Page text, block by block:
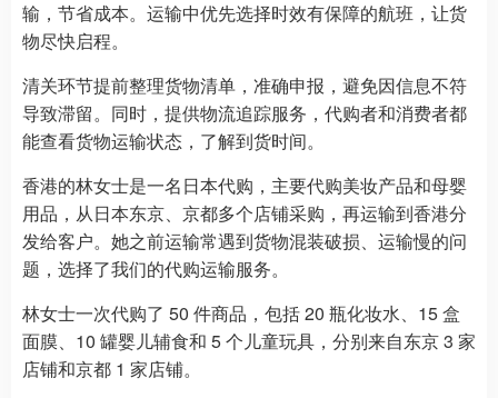
输，节省成本。运输中优先选择时效有保障的航班，让货
物尽快启程。
清关环节提前整理货物清单，准确申报，避免因信息不符
导致滞留。同时，提供物流追踪服务，代购者和消费者都
能查看货物运输状态，了解到货时间。
香港的林女士是一名日本代购，主要代购美妆产品和母婴
用品，从日本东京、京都多个店铺采购，再运输到香港分
发给客户。她之前运输常遇到货物混装破损、运输慢的问
题，选择了我们的代购运输服务。
林女士一次代购了 50 件商品，包括 20 瓶化妆水、15 盒
面膜、10 罐婴儿辅食和 5 个儿童玩具，分别来自东京 3 家
店铺和京都 1 家店铺。